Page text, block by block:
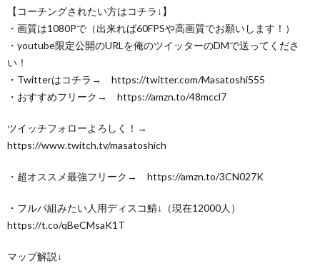
【コーチングされたい方はコチラ↓】
・画質は1080Pで（出来れば60FPSや高画質でお願いします！）
・youtube限定公開のURLを俺のツイッターのDMで送ってくださ
い！
・Twitterはコチラ→ https://twitter.com/Masatoshi555
・おすすめフリーク→ https://amzn.to/48mccl7
ツイッチフォローよろしく！→
https://www.twitch.tv/masatoshich
・超オススメ最強フリーク→ https://amzn.to/3CN027K
・フルパ組みたい人用ディスコ鯖↓（現在12000人）
https://t.co/qBeCMsaK1T
マップ解説↓